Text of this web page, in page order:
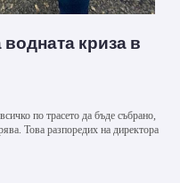
криза в
по трасето да бъде събрано,
Това разпоредих на директора